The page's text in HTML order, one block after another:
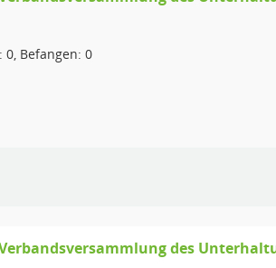
0, Befangen: 0
des